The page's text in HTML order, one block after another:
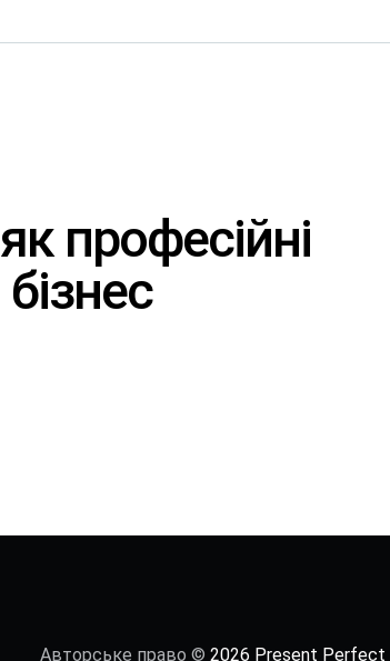
як професійні
бізнес
Авторське право © 2026 Present Perfect